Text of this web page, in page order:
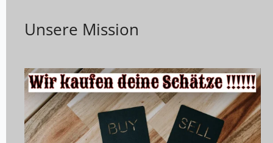
Unsere Mission